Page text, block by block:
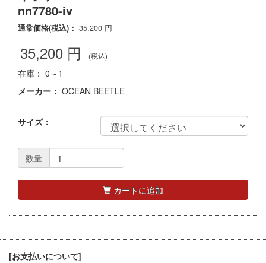
nn7780-iv
通常価格(税込)： 35,200 円
35,200 円 (税込)
在庫： 0～1
メーカー： OCEAN BEETLE
サイズ：
数量
カートに追加
[お支払いについて]